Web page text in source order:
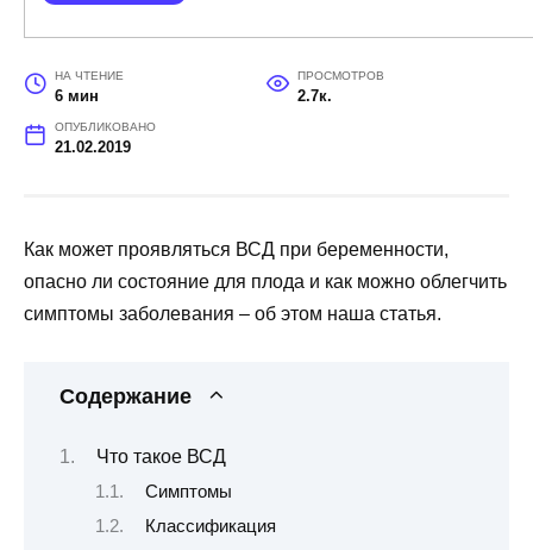
НА ЧТЕНИЕ
6 мин
ПРОСМОТРОВ
2.7к.
ОПУБЛИКОВАНО
21.02.2019
Как может проявляться ВСД при беременности,
опасно ли состояние для плода и как можно облегчить
симптомы заболевания – об этом наша статья.
Содержание
Что такое ВСД
Симптомы
Классификация